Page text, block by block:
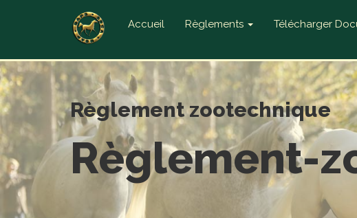
Accueil Règlements Télécharger
Règlement zootechnique
Règlement-